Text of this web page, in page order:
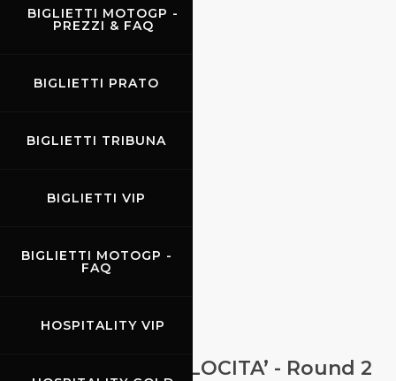
BIGLIETTI MOTOGP -
PREZZI & FAQ
BIGLIETTI PRATO
BIGLIETTI TRIBUNA
BIGLIETTI VIP
BIGLIETTI MOTOGP -
FAQ
HOSPITALITY VIP
26.06.2026 - 28.06.2026
COPPA ITALIA VELOCITA’ - Round 2